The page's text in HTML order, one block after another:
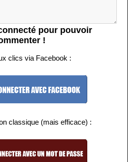
pour pouvoir
!
clics via Facebook :
classique (mais efficace) :